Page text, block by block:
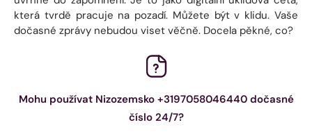
která tvrdě pracuje na pozadí. Můžete být v klidu. Vaše
dočasné zprávy nebudou viset věčně. Docela pěkné, co?
Mohu používat Nizozemsko +3197058046440 dočasné
číslo 24/7?